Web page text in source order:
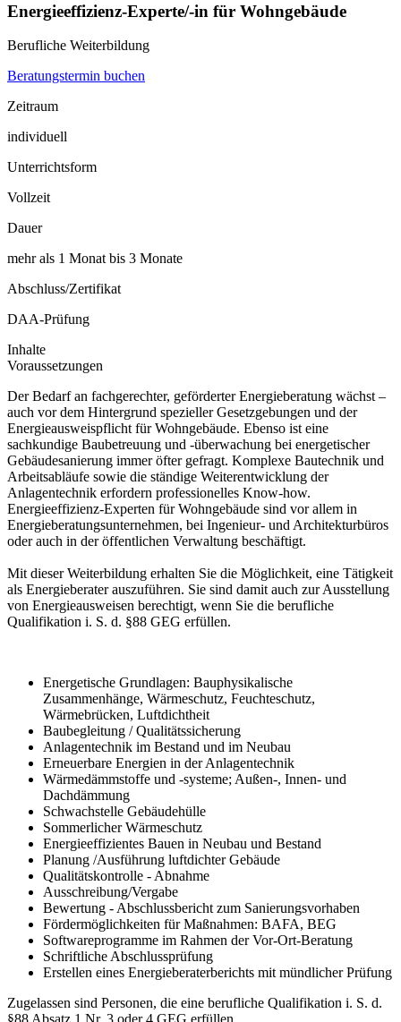
Energieeffizienz-Experte/-in für Wohngebäude
Berufliche Weiterbildung
Beratungstermin buchen
Zeitraum
individuell
Unterrichtsform
Vollzeit
Dauer
mehr als 1 Monat bis 3 Monate
Abschluss/Zertifikat
DAA-Prüfung
Inhalte
Voraussetzungen
Der Bedarf an fachgerechter, geförderter Energieberatung wächst –
auch vor dem Hintergrund spezieller Gesetzgebungen und der
Energieausweispflicht für Wohngebäude. Ebenso ist eine
sachkundige Baubetreuung und -überwachung bei energetischer
Gebäudesanierung immer öfter gefragt. Komplexe Bautechnik und
Arbeitsabläufe sowie die ständige Weiterentwicklung der
Anlagentechnik erfordern professionelles Know-how.
Energieeffizienz-Experten für Wohngebäude sind vor allem in
Energieberatungsunternehmen, bei Ingenieur- und Architekturbüros
oder auch in der öffentlichen Verwaltung beschäftigt.
Mit dieser Weiterbildung erhalten Sie die Möglichkeit, eine Tätigkeit
als Energieberater auszuführen. Sie sind damit auch zur Ausstellung
von Energieausweisen berechtigt, wenn Sie die berufliche
Qualifikation i. S. d. §88 GEG erfüllen.
Energetische Grundlagen: Bauphysikalische
Zusammenhänge, Wärmeschutz, Feuchteschutz,
Wärmebrücken, Luftdichtheit
Baubegleitung / Qualitätssicherung
Anlagentechnik im Bestand und im Neubau
Erneuerbare Energien in der Anlagentechnik
Wärmedämmstoffe und -systeme; Außen-, Innen- und
Dachdämmung
Schwachstelle Gebäudehülle
Sommerlicher Wärmeschutz
Energieeffizientes Bauen in Neubau und Bestand
Planung /Ausführung luftdichter Gebäude
Qualitätskontrolle - Abnahme
Ausschreibung/Vergabe
Bewertung - Abschlussbericht zum Sanierungsvorhaben
Fördermöglichkeiten für Maßnahmen: BAFA, BEG
Softwareprogramme im Rahmen der Vor-Ort-Beratung
Schriftliche Abschlussprüfung
Erstellen eines Energieberaterberichts mit mündlicher Prüfung
Zugelassen sind Personen, die eine berufliche Qualifikation i. S. d.